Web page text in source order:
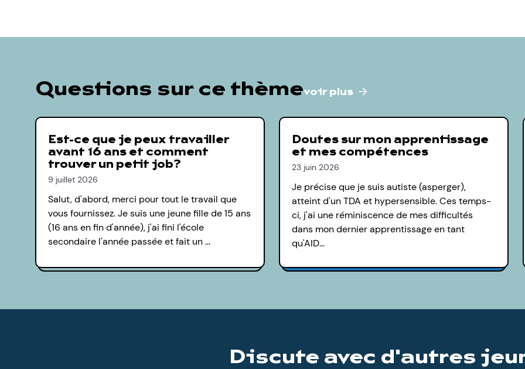
Questions sur ce thèmevoir plus
Est-ce que je peux travailler
avant 16 ans et comment
trouver un petit job?
9 juillet 2026
Salut, d'abord, merci pour tout le travail que
vous fournissez. Je suis une jeune fille de 15 ans
(16 ans en fin d'année), j'ai fini l'école
secondaire l'année passée et fait un …
Doutes sur mon apprentissage
et mes compétences
23 juin 2026
Je précise que je suis autiste (asperger),
atteint d'un TDA et hypersensible. Ces temps-
ci, j'ai une réminiscence de mes difficultés
dans mon dernier apprentissage en tant
qu'AID…
Discute avec d'autres